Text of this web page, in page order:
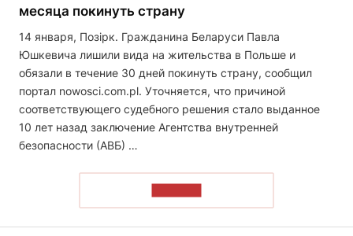
месяца покинуть страну
14 января, Позірк. Гражданина Беларуси Павла
Юшкевича лишили вида на жительства в Польше и
обязали в течение 30 дней покинуть страну, сообщил
портал nowosci.com.pl. Уточняется, что причиной
соответствующего судебного решения стало выданное
10 лет назад заключение Агентства внутренней
безопасности (АВБ) …